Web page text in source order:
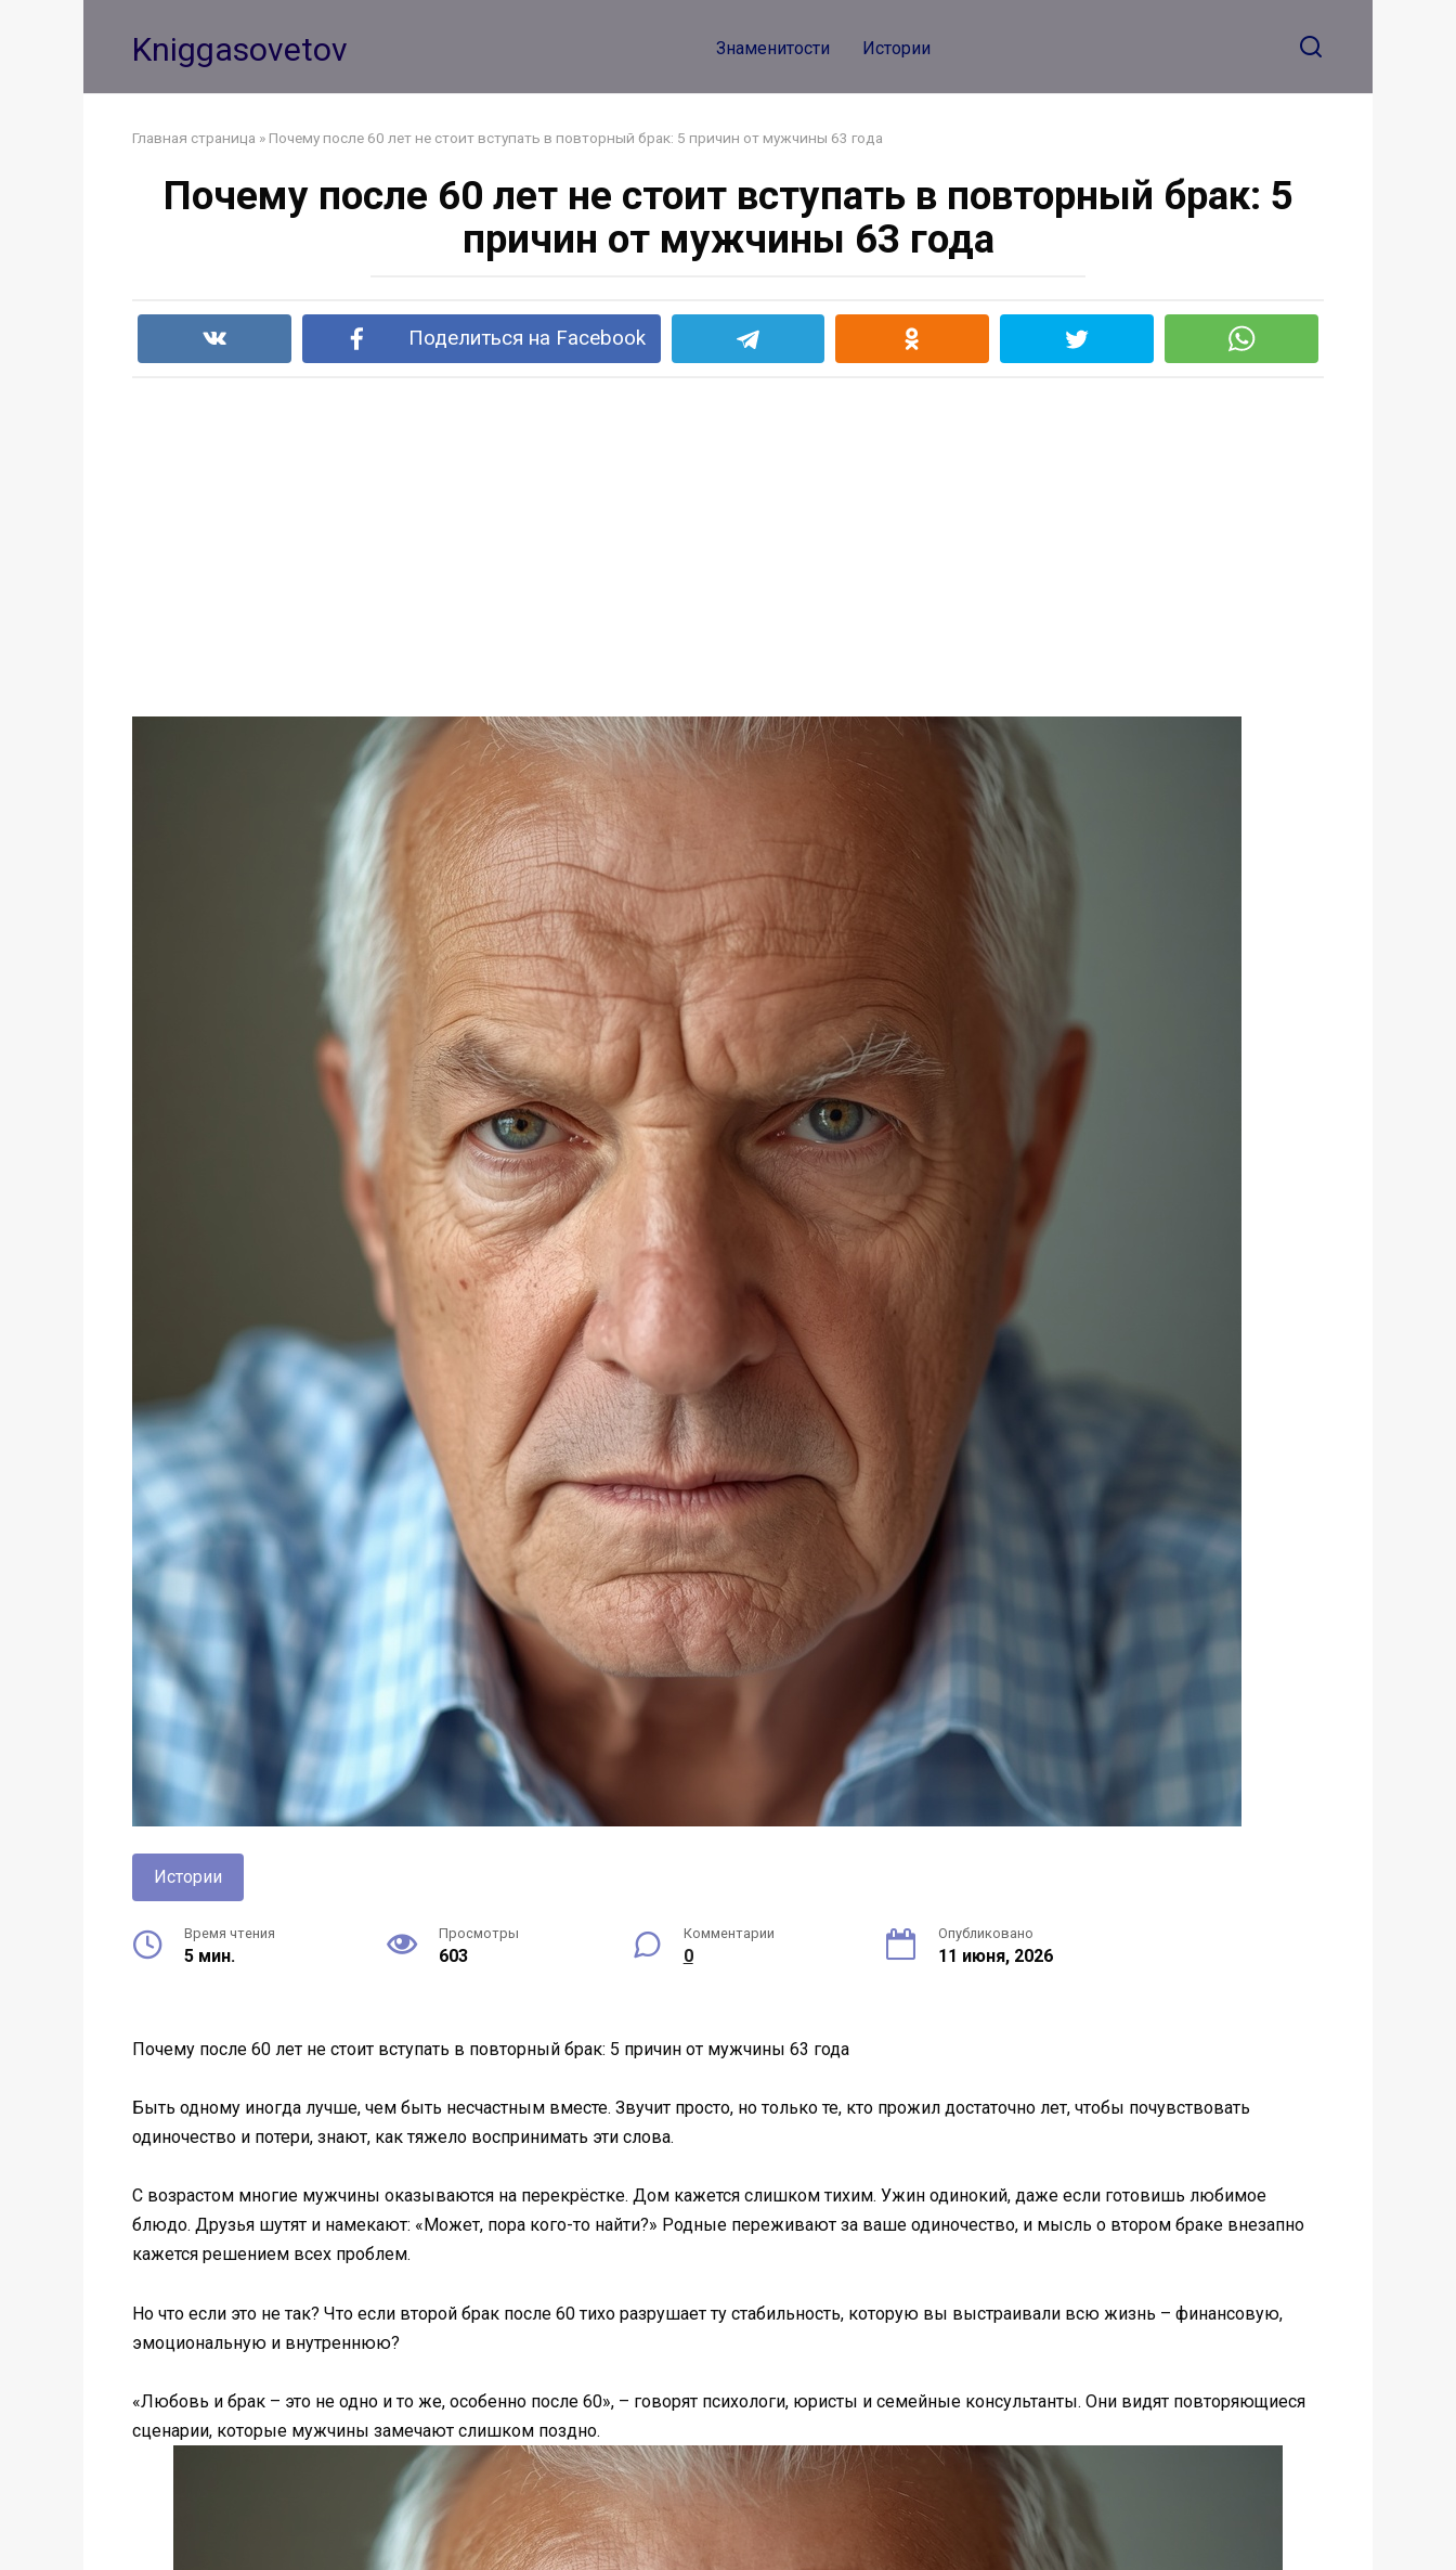
Kniggasovetov Знаменитости Истории
Главная страница » Почему после 60 лет не стоит вступать в повторный брак: 5 причин от мужчины 63 года
Почему после 60 лет не стоит вступать в повторный брак: 5
причин от мужчины 63 года
Поделиться на Facebook
Истории
Время чтения
5 мин.
Просмотры
603
Комментарии
0
Опубликовано
11 июня, 2026
Почему после 60 лет не стоит вступать в повторный брак: 5 причин от мужчины 63 года
Быть одному иногда лучше, чем быть несчастным вместе. Звучит просто, но только те, кто прожил достаточно лет, чтобы почувствовать
одиночество и потери, знают, как тяжело воспринимать эти слова.
С возрастом многие мужчины оказываются на перекрёстке. Дом кажется слишком тихим. Ужин одинокий, даже если готовишь любимое
блюдо. Друзья шутят и намекают: «Может, пора кого-то найти?» Родные переживают за ваше одиночество, и мысль о втором браке внезапно
кажется решением всех проблем.
Но что если это не так? Что если второй брак после 60 тихо разрушает ту стабильность, которую вы выстраивали всю жизнь – финансовую,
эмоциональную и внутреннюю?
«Любовь и брак – это не одно и то же, особенно после 60», – говорят психологи, юристы и семейные консультанты. Они видят повторяющиеся
сценарии, которые мужчины замечают слишком поздно.